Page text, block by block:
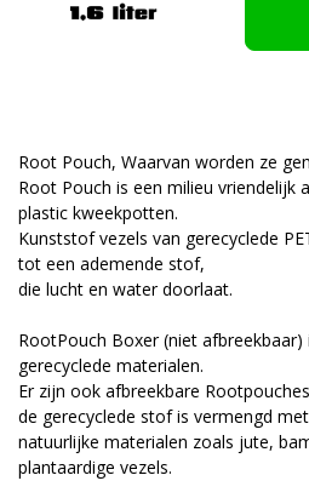
Root Pouch, Waarvan worden ze
Root Pouch is een milieu vriendelijk
plastic kweekpotten.
Kunststof vezels van gerecyclede
tot een ademende stof,
die lucht en water doorlaat.
RootPouch Boxer (niet afbreekbaar)
gerecyclede materialen.
Er zijn ook afbreekbare
de gerecyclede stof is vermengd met
natuurlijke materialen zoals jute,
plantaardige vezels.